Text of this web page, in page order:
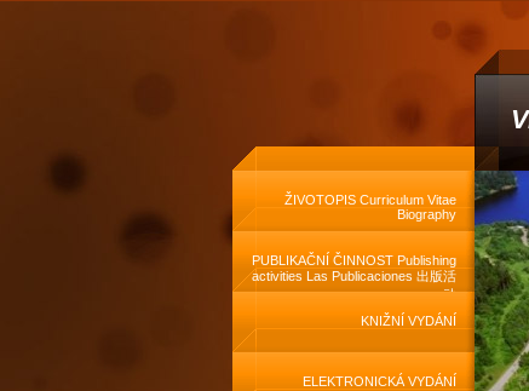
ŽIVOTOPIS Curriculum Vitae
Biography
PUBLIKAČNÍ ČINNOST Publishing
activities Las Publicaciones 出版活
动
KNIŽNÍ VYDÁNÍ
ELEKTRONICKÁ VYDÁNÍ